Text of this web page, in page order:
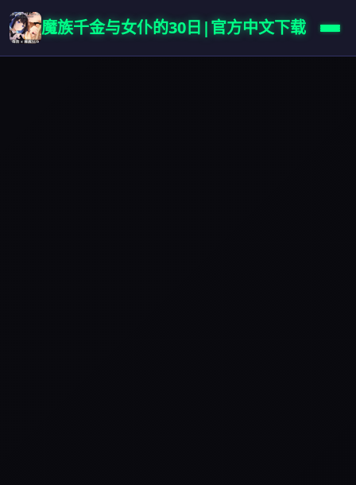
魔族千金与女仆的30日|官方中文下载